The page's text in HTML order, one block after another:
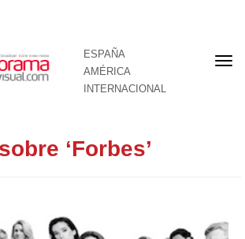
ESPAÑA
AMÉRICA
INTERNACIONAL
‘Forbes’